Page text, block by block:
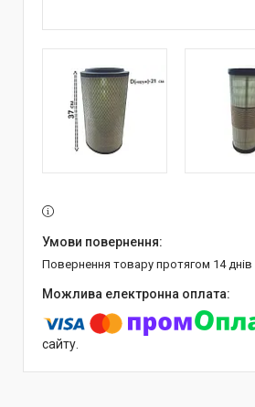
повернення товару протягом 14 днів
сайту.